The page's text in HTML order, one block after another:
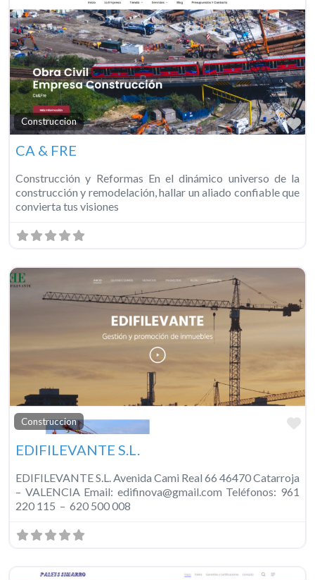
Construccion
CA & FRE
Construcción y Reformas En el dinámico universo de la
construcción y remodelación, hallar un aliado confiable que
convierta tus visiones
Construccion
EDIFILEVANTE S.L.
EDIFILEVANTE S.L. Avenida Cami Real 66 46470 Catarroja
– VALENCIA Email: edifinova@gmail.com Teléfonos: 961
220 115 – 620 500 008